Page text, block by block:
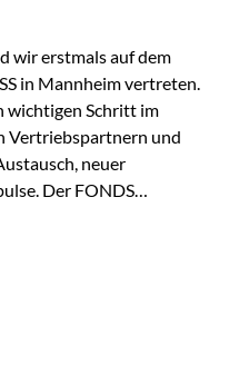
wir erstmals auf dem
in Mannheim vertreten.
wichtigen Schritt im
Vertriebspartnern und
neuer
Der FONDS
im
für Sie vor Ort An